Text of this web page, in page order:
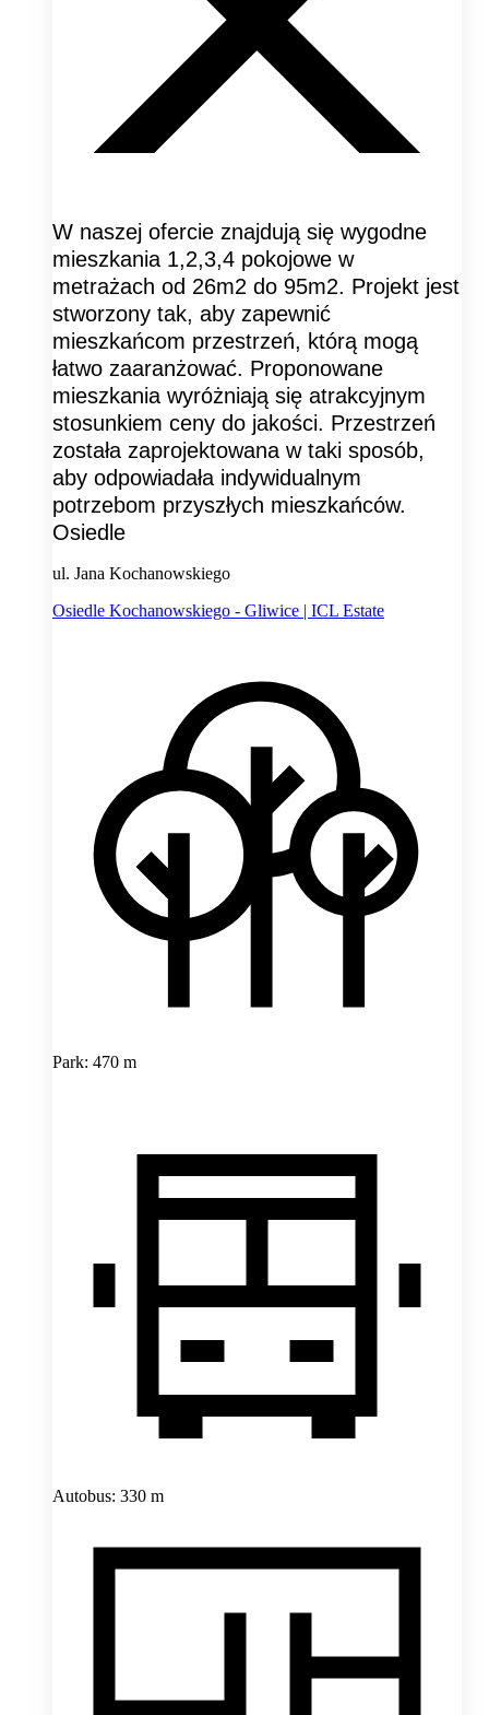
W naszej ofercie znajdują się wygodne
mieszkania 1,2,3,4 pokojowe w
metrażach od 26m2 do 95m2. Projekt jest
stworzony tak, aby zapewnić
mieszkańcom przestrzeń, którą mogą
łatwo zaaranżować. Proponowane
mieszkania wyróżniają się atrakcyjnym
stosunkiem ceny do jakości. Przestrzeń
została zaprojektowana w taki sposób,
aby odpowiadała indywidualnym
potrzebom przyszłych mieszkańców.
Osiedle
ul. Jana Kochanowskiego
Osiedle Kochanowskiego - Gliwice | ICL Estate
Park: 470 m
Autobus: 330 m